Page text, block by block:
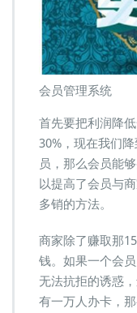
会员管理系统
首先要把利润降
30%，现在我们
员，那么会员能
以提高了会员与
多销的方法。
商家除了赚取那
钱。如果一个会
无法抗拒的诱惑
有一万人办卡，